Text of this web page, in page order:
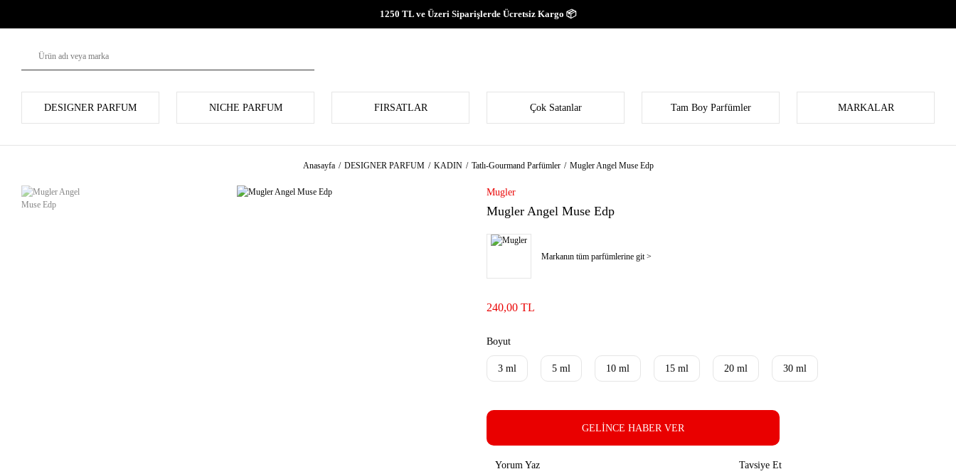
1250 TL ve Üzeri Siparişlerde Ücretsiz Kargo 📦
DESIGNER PARFUM NICHE PARFUM FIRSATLAR Çok Satanlar Tam Boy Parfümler MARKALAR
Anasayfa DESIGNER PARFUM KADIN Tatlı-Gourmand Parfümler Mugler Angel Muse Edp
Mugler
Mugler Angel Muse Edp
Markanın tüm parfümlerine git >
240,00 TL
Boyut
3 ml 5 ml 10 ml 15 ml 20 ml 30 ml
GELİNCE HABER VER
Yorum Yaz Tavsiye Et